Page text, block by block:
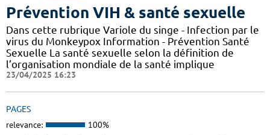
Prévention VIH & santé sexuelle
Dans cette rubrique Variole du singe - Infection par le
virus du Monkeypox Information - Prévention Santé
Sexuelle La santé sexuelle selon la définition de
l’organisation mondiale de la santé implique
23/04/2025 16:23
PAGES
relevance: 100%